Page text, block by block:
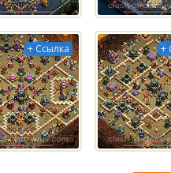
+ Ссылка +